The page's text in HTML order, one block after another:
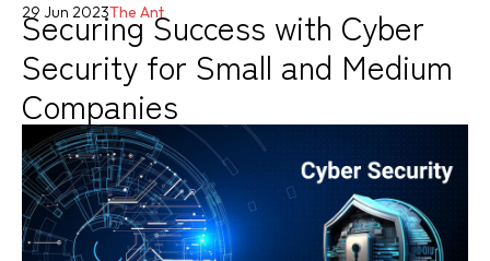
Securing Success with Cyber
Security for Small and Medium
Companies
29 Jun 2023The Ant